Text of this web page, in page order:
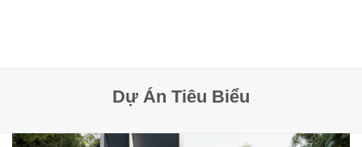
Dự Án Tiêu Biểu